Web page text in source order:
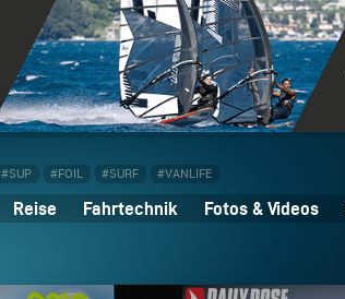
#SUP #FOIL #SURF #VANLIFE
Reise Fahrtechnik Fotos & Videos